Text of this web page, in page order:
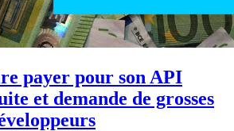
payer pour son API
et demande de grosses